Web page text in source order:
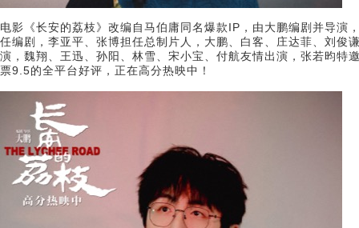
电影《长安的荔枝》改编自马伯庸同名爆款IP，由大鹏编剧并导演
任编剧，李亚平、张博担任总制片人，大鹏、白客、庄达菲、刘俊
演，魏翔、王迅、孙阳、林雪、宋小宝、付航友情出演，张若昀特
票9.5的全平台好评，正在高分热映中！